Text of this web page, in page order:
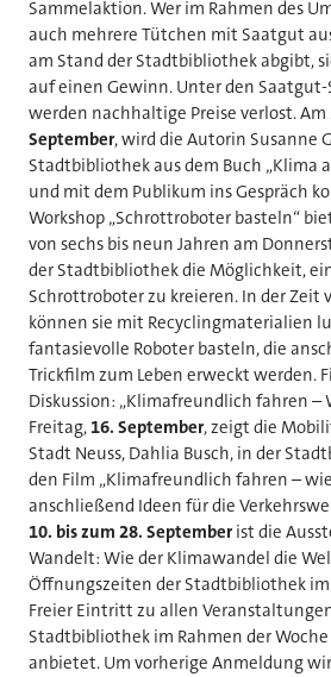
Sammelaktion. Wer im Rahmen des
auch mehrere Tütchen mit Saatgut
am Stand der Stadtbibliothek abgibt,
auf einen Gewinn. Unter den
werden nachhaltige Preise verlost.
September, wird die Autorin Susanne
Stadtbibliothek aus dem Buch „Klima
und mit dem Publikum ins Gespräch
Workshop „Schrottroboter basteln“
von sechs bis neun Jahren am
der Stadtbibliothek die Möglichkeit,
Schrottroboter zu kreieren. In der Zeit
können sie mit Recyclingmaterialien
fantasievolle Roboter basteln, die
Trickfilm zum Leben erweckt werden.
Diskussion: „Klimafreundlich fahren –
Freitag, 16. September, zeigt die
Stadt Neuss, Dahlia Busch, in der
den Film „Klimafreundlich fahren –
anschließend Ideen für die
10. bis zum 28. September ist die
Wandelt: Wie der Klimawandel die
Öffnungszeiten der Stadtbibliothek im
Freier Eintritt zu allen
Stadtbibliothek im Rahmen der
anbietet. Um vorherige Anmeldung